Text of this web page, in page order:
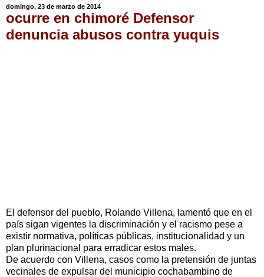
domingo, 23 de marzo de 2014
ocurre en chimoré Defensor
denuncia abusos contra yuquis
El defensor del pueblo, Rolando Villena, lamentó que en el
país sigan vigentes la discriminación y el racismo pese a
existir normativa, políticas públicas, institucionalidad y un
plan plurinacional para erradicar estos males.
De acuerdo con Villena, casos como la pretensión de juntas
vecinales de expulsar del municipio cochabambino de